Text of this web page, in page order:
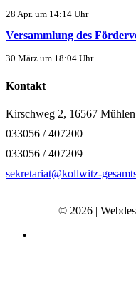
28 Apr. um 14:14 Uhr
Versammlung des
30 März um 18:04 Uhr
Kontakt
Kirschweg 2, 16567
033056 / 407200
033056 / 407209
sekretariat@kollwitz-
© 2026 |